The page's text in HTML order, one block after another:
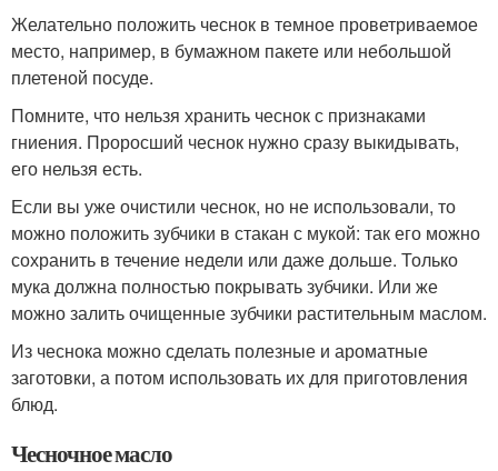
Желательно положить чеснок в темное проветриваемое
место, например, в бумажном пакете или небольшой
плетеной посуде.
Помните, что нельзя хранить чеснок с признаками
гниения. Проросший чеснок нужно сразу выкидывать,
его нельзя есть.
Если вы уже очистили чеснок, но не использовали, то
можно положить зубчики в стакан с мукой: так его можно
сохранить в течение недели или даже дольше. Только
мука должна полностью покрывать зубчики. Или же
можно залить очищенные зубчики растительным маслом.
Из чеснока можно сделать полезные и ароматные
заготовки, а потом использовать их для приготовления
блюд.
Чесночное масло